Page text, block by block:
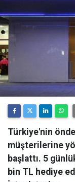
Türkiye'nin
müşterilerine
başlattı. 5
bin TL hediye